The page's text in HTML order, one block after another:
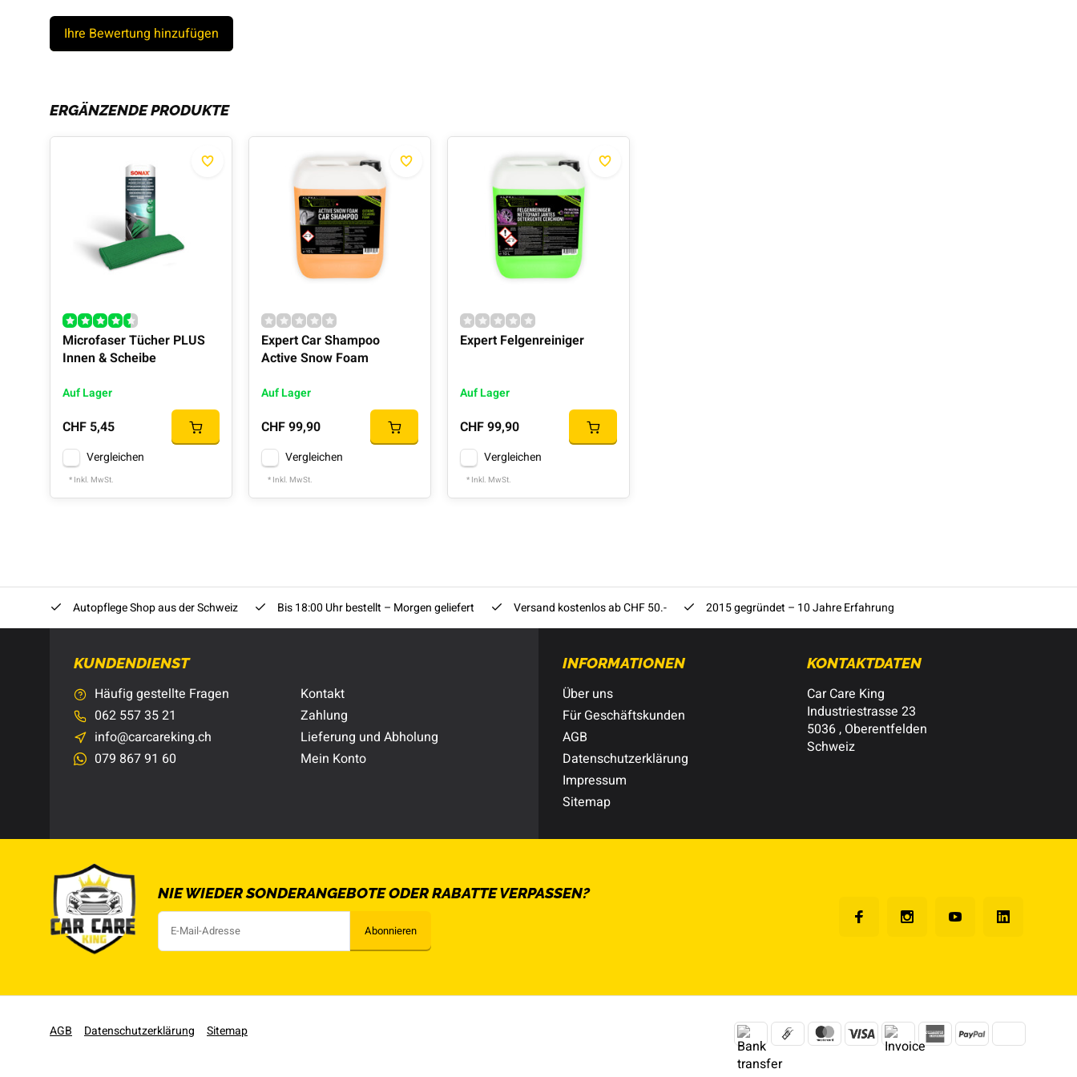
Ihre Bewertung hinzufügen
ERGÄNZENDE PRODUKTE
Microfaser Tücher PLUS
Innen & Scheibe
Auf Lager
CHF 5,45
Vergleichen
* Inkl. MwSt.
Expert Car Shampoo
Active Snow Foam
Auf Lager
CHF 99,90
Vergleichen
* Inkl. MwSt.
Expert Felgenreiniger
Auf Lager
CHF 99,90
Vergleichen
* Inkl. MwSt.
Autopflege Shop aus der Schweiz Bis 18:00 Uhr bestellt – Morgen geliefert Versand kostenlos ab CHF 50.- 2015 gegründet – 10 Jahre Erfahrung
KUNDENDIENST
Häufig gestellte Fragen
062 557 35 21
info@carcareking.ch
079 867 91 60
Kontakt
Zahlung
Lieferung und Abholung
Mein Konto
INFORMATIONEN
Über uns
Für Geschäftskunden
AGB
Datenschutzerklärung
Impressum
Sitemap
KONTAKTDATEN
Car Care King
Industriestrasse 23
5036 , Oberentfelden
Schweiz
NIE WIEDER SONDERANGEBOTE ODER RABATTE VERPASSEN?
Abonnieren
AGB Datenschutzerklärung Sitemap